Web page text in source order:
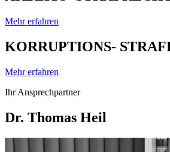
Mehr erfahren
KORRUPTIONS-
Mehr erfahren
Ihr Ansprechpartner
Dr. Thomas Heil